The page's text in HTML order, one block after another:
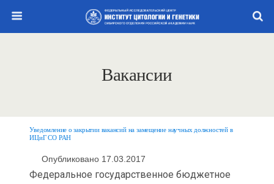
Вакансии
Уведомление о закрытии вакансий на замещение научных должностей в
ИЦиГ СО РАН
Опубликовано 17.03.2017
Федеральное государственное бюджетное